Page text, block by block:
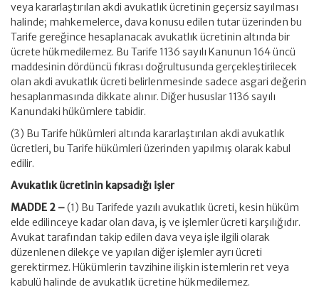
veya kararlaştırılan akdi avukatlık ücretinin geçersiz sayılması
halinde; mahkemelerce, dava konusu edilen tutar üzerinden bu
Tarife gereğince hesaplanacak avukatlık ücretinin altında bir
ücrete hükmedilemez. Bu Tarife 1136 sayılı Kanunun 164 üncü
maddesinin dördüncü fıkrası doğrultusunda gerçekleştirilecek
olan akdi avukatlık ücreti belirlenmesinde sadece asgari değerin
hesaplanmasında dikkate alınır. Diğer hususlar 1136 sayılı
Kanundaki hükümlere tabidir.
(3) Bu Tarife hükümleri altında kararlaştırılan akdi avukatlık
ücretleri, bu Tarife hükümleri üzerinden yapılmış olarak kabul
edilir.
Avukatlık ücretinin kapsadığı işler
MADDE 2 –(1) Bu Tarifede yazılı avukatlık ücreti, kesin hüküm
elde edilinceye kadar olan dava, iş ve işlemler ücreti karşılığıdır.
Avukat tarafından takip edilen dava veya işle ilgili olarak
düzenlenen dilekçe ve yapılan diğer işlemler ayrı ücreti
gerektirmez. Hükümlerin tavzihine ilişkin istemlerin ret veya
kabulü halinde de avukatlık ücretine hükmedilemez.